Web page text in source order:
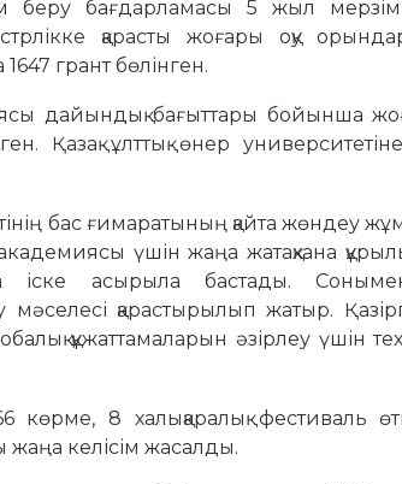
беру бағдарламасы 5 жыл
қарасты жоғары оқу
грант бөлінген.
дайындық бағыттары бойынша
Қазақ ұлттық өнер
бас ғимаратының қайта жөндеу
үшін жаңа жатақхана
іске асырыла бастады.
қарастырылып жатыр.
құжаттамаларын әзірлеу үшін
8 халықаралық фестиваль
жаңа келісім жасалды.